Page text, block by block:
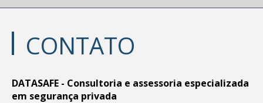
CONTATO
DATASAFE - Consultoria e assessoria especializada
em segurança privada